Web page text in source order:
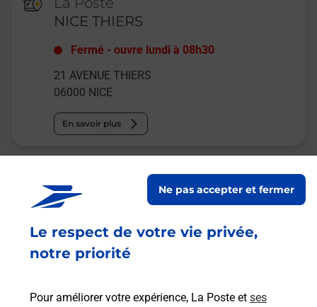
Le respect de votre vie privée,
notre priorité
Pour améliorer votre expérience, La Poste et ses
Ne pas accepter et fermer
NICE THIERS
Fermé -ouvre lundi à 08h30
21 AVENUE THIERS
06000 NICE
En savoir plus
NICE NOTRE DAME
Fermé- ouvre lundi à
09h00
4 AVENUE GEORGES CLEMENCEAU
En savoir plus